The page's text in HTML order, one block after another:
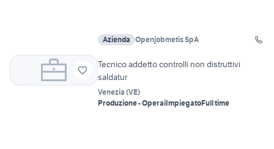
Azienda Openjobmetis SpA
Tecnico addetto controlli non distruttivi
saldatur
Venezia (VE)
Produzione - OperaiImpiegatoFull time